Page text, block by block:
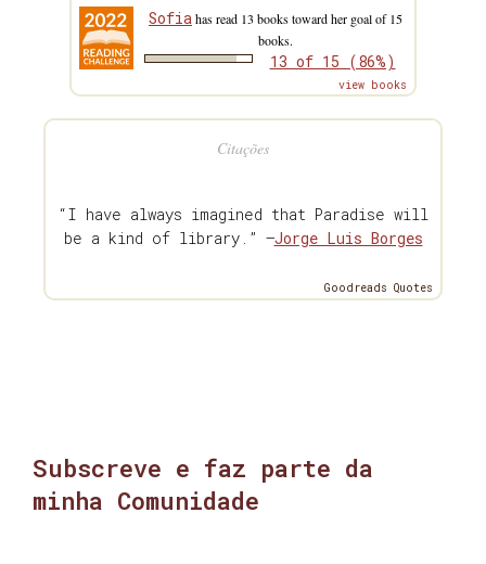
Sofiahas read 13 books toward her goal of 15
books.
13 of 15 (86%)
view books
Citações
“I have always imagined that Paradise will
be a kind of library.” —Jorge Luis Borges
Goodreads Quotes
Subscreve e faz parte da
minha Comunidade